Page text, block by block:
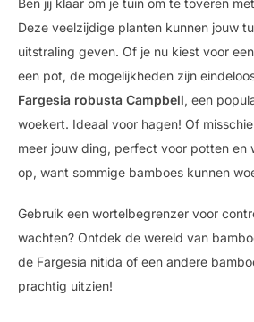
Ben jij klaar om je tuin om te toveren
Deze veelzijdige planten kunnen jouw
uitstraling geven. Of je nu kiest voor een
een pot, de mogelijkheden zijn
Fargesia robusta Campbell, een
woekert. Ideaal voor hagen! Of
meer jouw ding, perfect voor potten en
op, want sommige bamboes kunnen
Gebruik een wortelbegrenzer voor
wachten? Ontdek de wereld van
de Fargesia nitida of een andere
prachtig uitzien!